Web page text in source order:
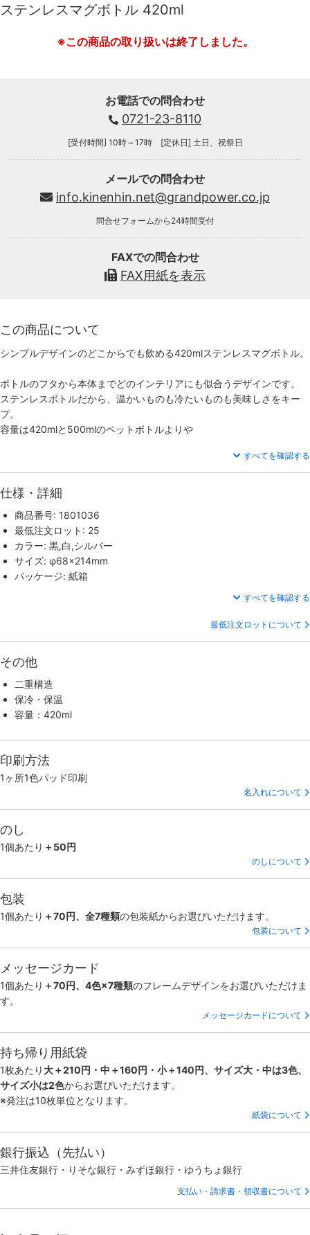
ステンレスマグボトル 420ml
※この商品の取り扱いは終了しました。
お電話での問合わせ
0721-23-8110
[受付時間] 10時～17時 [定休日] 土日、祝祭日
メールでの問合わせ
info.kinenhin.net@grandpower.co.jp
問合せフォームから24時間受付
FAXでの問合わせ
FAX用紙を表示
この商品について
シンプルデザインのどこからでも飲める420mlステンレスマグボトル。
ボトルのフタから本体までどのインテリアにも似合うデザインです。
ステンレスボトルだから、温かいものも冷たいものも美味しさをキー
プ。
容量は420mlと500mlのペットボトルよりや
すべてを確認する
仕様・詳細
商品番号: 1801036
最低注文ロット: 25
カラー: 黒,白,シルバー
サイズ: φ68×214mm
パッケージ: 紙箱
すべてを確認する
最低注文ロットについて
その他
二重構造
保冷・保温
容量：420ml
印刷方法
1ヶ所1色パッド印刷
名入れについて
のし
1個あたり ＋50円
のしについて
包装
1個あたり ＋70円、全7種類の包装紙からお選びいただけます。
包装について
メッセージカード
1個あたり ＋70円、4色×7種類のフレームデザインをお選びいただけま
す。
メッセージカードについて
持ち帰り用紙袋
1枚あたり 大＋210円・中＋160円・小＋140円、サイズ大・中は3色、
サイズ小は2色からお選びいただけます。
※発注は10枚単位となります。
紙袋について
銀行振込（先払い）
三井住友銀行・りそな銀行・みずほ銀行・ゆうちょ銀行
支払い・請求書・領収書について